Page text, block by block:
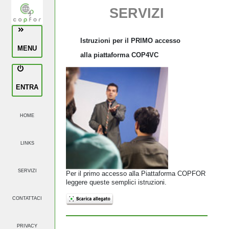
MENU
ENTRA
HOME
LINKS
SERVIZI
CONTATTACI
PRIVACY
SERVIZI
Istruzioni per il PRIMO accesso
alla piattaforma COP4VC
Per il primo accesso alla Piattaforma COPFOR
leggere queste semplici istruzioni.